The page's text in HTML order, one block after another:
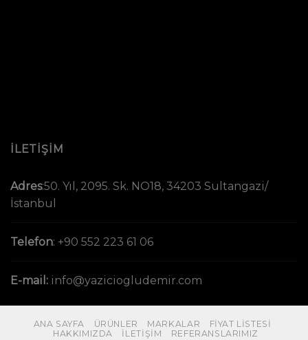
İLETİŞİM
Adres:50. Yıl, 2095. Sk. NO18, 34203 Sultangazi/
İstanbul
Telefon: +90 552 223 61 06
E-mail: info@yaziciogludemir.com
ANA SAYFA ÜRÜNLER MARKALAR
FIYAT LISTESI
HAKKIMIZDA
İLETIŞIM REFERANSLARIMIZ